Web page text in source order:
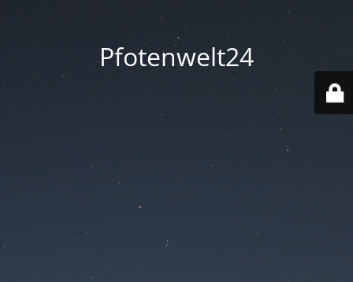
Pfotenwelt24